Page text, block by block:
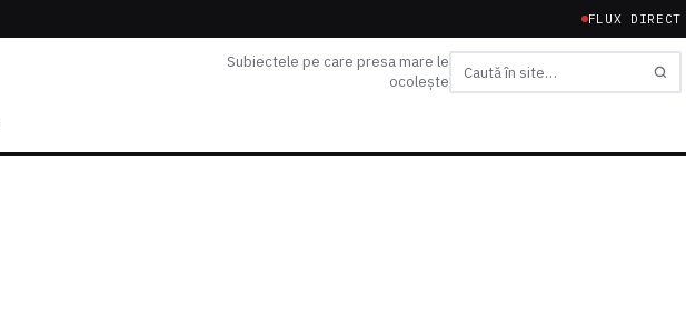
FLUX DIRECT
Subiectele pe care presa mare le
ocolește
Caută